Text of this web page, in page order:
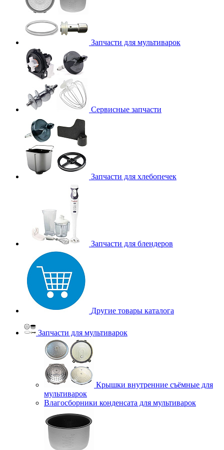
Запчасти для мультиварок
Сервисные запчасти
Запчасти для хлебопечек
Запчасти для блендеров
Другие товары каталога
Запчасти для мультиварок
Крышки внутренние съёмные для
мультиварок
Влагосборники конденсата для мультиварок